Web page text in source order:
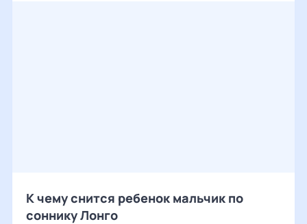
К чему снится ребенок мальчик по
соннику Лонго